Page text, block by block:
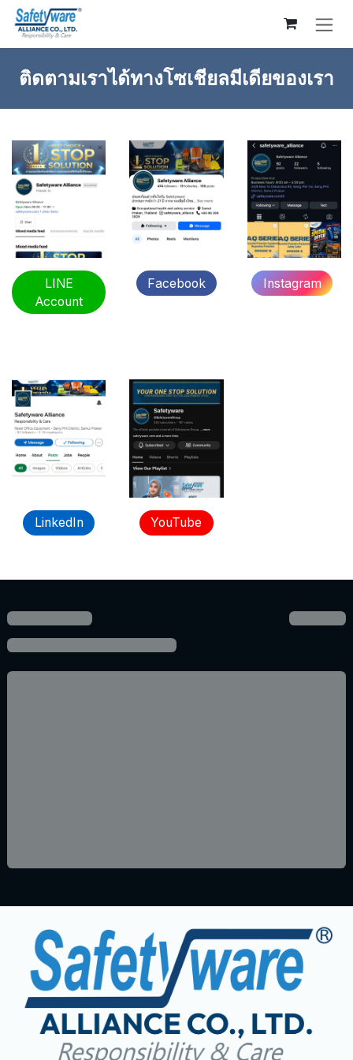
Skip to Content
ติดตามเราได้ทางโซเชียลมีเดียของเรา
LINE
Account
Facebook Instagram
LinkedIn YouTube